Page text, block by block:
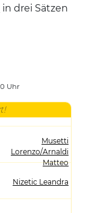
in drei Sätzen
Uhr
Musetti
Lorenzo/Arnaldi
Matteo
Nizetic Leandra